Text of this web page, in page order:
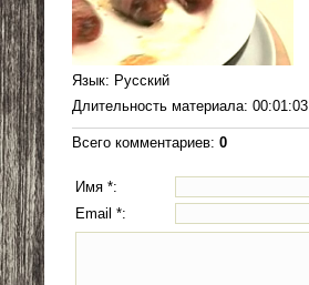
Язык: Русский
Длительность материала: 00:01:03
Всего комментариев: 0
Имя *:
Email *: